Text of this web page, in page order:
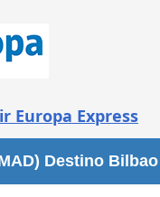
Europa Express
Destino Bilbao